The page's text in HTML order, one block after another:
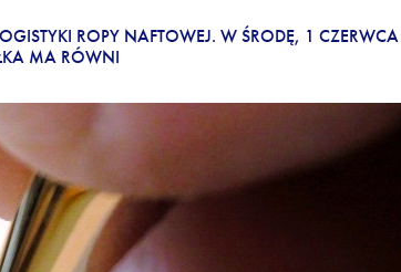
ROPY NAFTOWEJ. W ŚRODĘ, 1 CZERWCA
MA RÓWNI